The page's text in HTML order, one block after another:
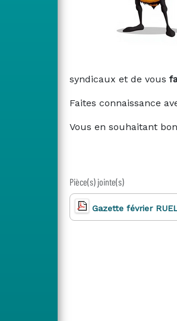
syndicaux et de vous
Faites connaissance
Vous en souhaitant
Pièce(s) jointe(s)
Gazette février